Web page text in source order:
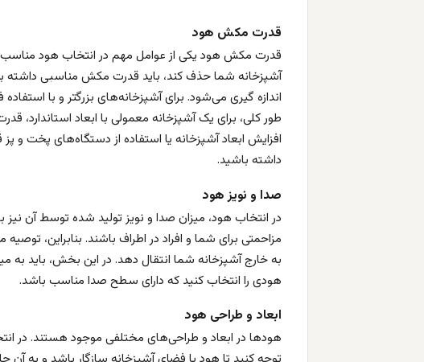
قدرت مکش هود
قدرت مکش هود یکی از عوامل مهم در انتخاب هود مناسب
اندازه گیری می‌شود. برای آشپزخانه‌های بزرگتر و با
افزایش ابعاد آشپزخانه یا استفاده از دستگاه‌های پخت و
داشته باشید.
صدا و نویز هود
در انتخاب هود، میزان صدا و نویز تولید شده توسط آن نیز
مزاحمتی برای شما و افراد در اطراف باشند. بنابراین،
هودی را انتخاب کنید که دارای سطح صدا مناسب باشد.
ابعاد و طراحی هود
هودها در ابعاد و طراحی‌های مختلفی موجود هستند. در